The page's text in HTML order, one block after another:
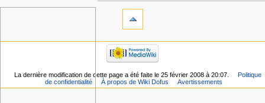
La dernière modification de cette page a été faite le 25 février 2008 à 20:07.
Politique
de confidentialité
À propos de Wiki Dofus Avertissements